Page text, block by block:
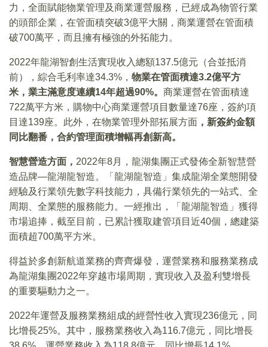
力，全面賦能物業管理及商業運營服務，已經成為物管行業
的頭部企業，在管面積突破3億平大關，商業運營在管面積
破700萬平，而且擁有極強的外拓能力。
2022年龍湖智創生活實現收入總額137.5億元（合並抵消
前），綜合毛利率達34.3%， 物業在管面積達3.2億平方
米，業主滿意度連續14年超過90%。 商業運營在管面積達
722萬平方米，購物中心商業運營項目數量達76座，簽約項
目達139座。此外，在物業管理外部拓展方面 ，新簽約金額
同比翻番，合約管理面積增幅再創新高。
智慧營造方面， 2022年8月，龍湖集團正式發佈全新智慧營
造品牌—龍湖龍智造。「龍湖龍智造」集成龍湖全業態開發
經驗及行業領先數字科技能力，具備行業領先的一站式、全
周期、全業態的服務能力。一經推出，「龍湖龍智造」獲得
市場追捧，截至目前，已累計獲取建管項目近40個，總建築
面積超700萬平方米。
得益於多創新航道業務的齊齊爆發，運營業務和服務業務成
為龍湖集團2022年穿越市場周期，實現收入及盈利雙增長
的重要驅動力之一。
2022年運營及服務業務組成的經營性收入實現236億元，同
比增長25%。其中，服務業務收入為116.7億元，同比增長